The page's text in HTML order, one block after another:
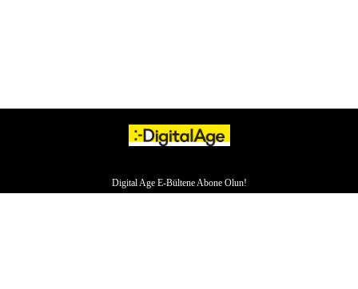
Digital Age E-Bültene Abone Olun!